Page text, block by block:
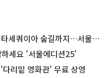
아 숲길까지…서울둘레길 15코스
세요 '서울에디션25'
리밑 영화관' 무료 상영